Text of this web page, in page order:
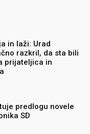
in laži: Urad
razkril, da sta bili
prijateljica in
predlogu novele
SD